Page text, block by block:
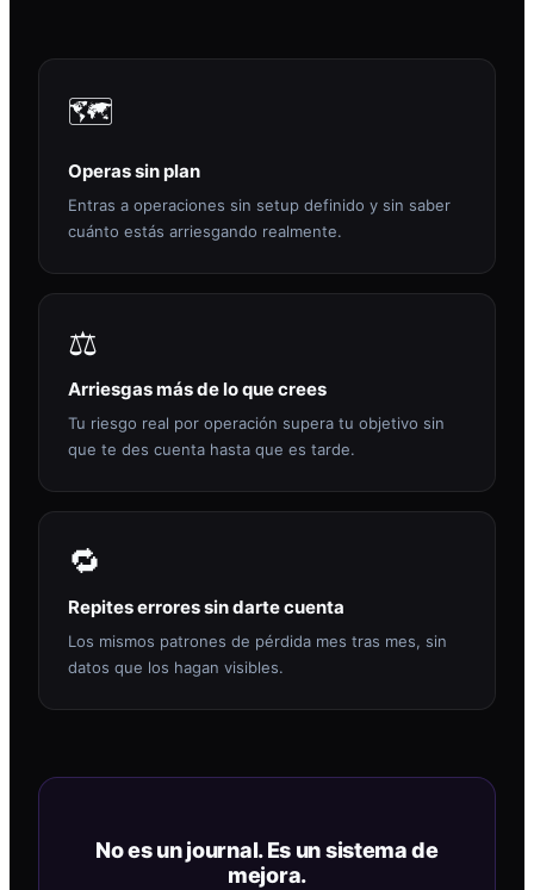
🗺️
Operas sin plan
Entras a operaciones sin setup definido y sin saber
cuánto estás arriesgando realmente.
⚖️
Arriesgas más de lo que crees
Tu riesgo real por operación supera tu objetivo sin
que te des cuenta hasta que es tarde.
🔁
Repites errores sin darte cuenta
Los mismos patrones de pérdida mes tras mes, sin
datos que los hagan visibles.
No es un journal. Es un sistema de
mejora.